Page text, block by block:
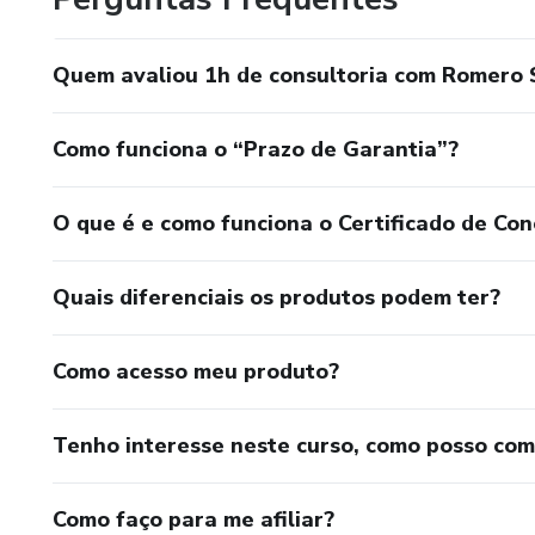
Quem avaliou 1h de consultoria com Romero
Como funciona o “Prazo de Garantia”?
O que é e como funciona o Certificado de
Quais diferenciais os produtos podem ter?
Como acesso meu produto?
Tenho interesse neste curso, como posso
Como faço para me afiliar?